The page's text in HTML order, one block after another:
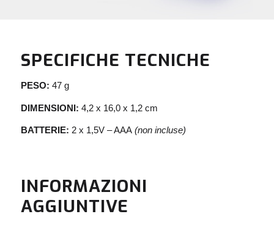
SPECIFICHE TECNICHE
PESO: 47 g
DIMENSIONI: 4,2 x 16,0 x 1,2 cm
BATTERIE: 2 x 1,5V – AAA (non incluse)
INFORMAZIONI
AGGIUNTIVE